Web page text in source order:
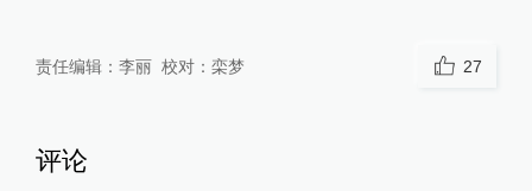
责任编辑： 李丽 校对： 栾梦 27
评论